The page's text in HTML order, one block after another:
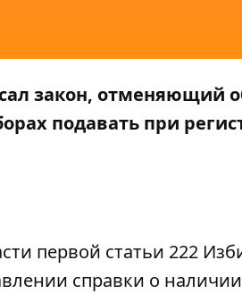
закон, отменяющий
подавать при
первой статьи 222
справки о